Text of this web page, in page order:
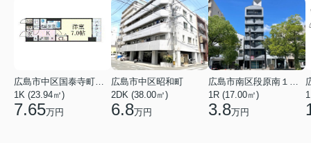
1K (23.94㎡)
7.65万円
広島市中区昭和町
2DK (38.00㎡)
6.8万円
1R (17.00㎡)
3.8万円